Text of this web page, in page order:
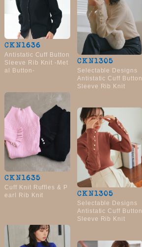
CKN1636
Antistatic Cuff Button
Sleeve Rib Knit -Met
al Button-
CKN1305
Selectable Designs
Antistatic Cuff Button
Sleeve Rib Knit
CKN1635
Cuff Knit Ruffles & P
earl Rib Knit
CKN1305
Selectable Designs
Antistatic Cuff Button
Sleeve Rib Knit